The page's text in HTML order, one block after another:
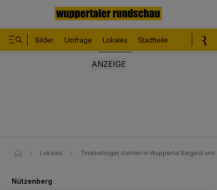
Bilder Umfrage Lokales Stadtteile
Lokales Trickbetrüger stehlen in Wuppertal Bargeld und
Nützenberg